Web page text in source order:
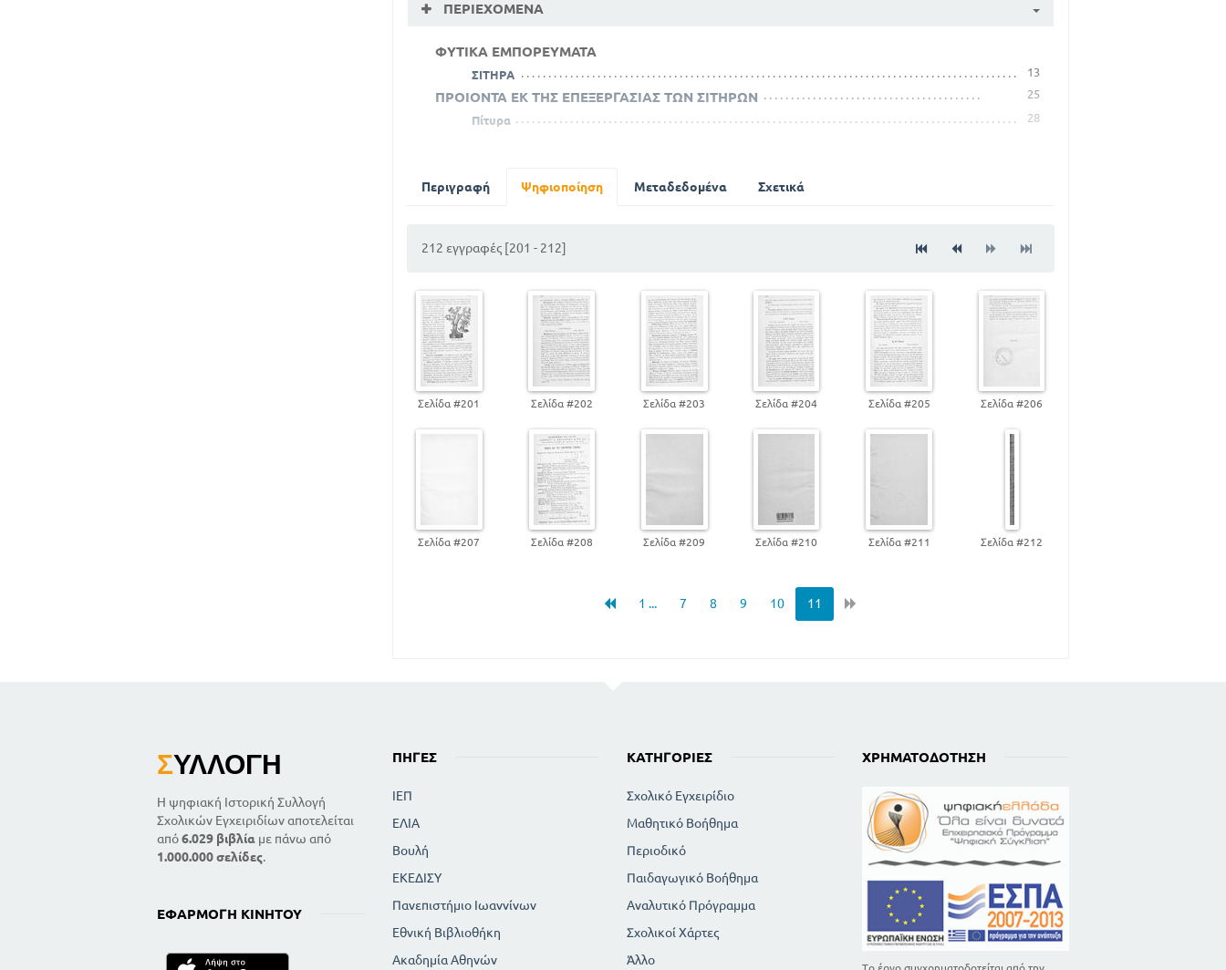
ΠΕΡΙΕΧΌΜΕΝΑ
ΦΥΤΙΚΑ ΕΜΠΟΡΕΥΜΑΤΑ
ΣΙΤΗΡΑ 13
ΠΡΟΙΟΝΤΑ ΕΚ ΤΗΣ ΕΠΕΞΕΡΓΑΣΙΑΣ ΤΩΝ ΣΙΤΗΡΩΝ 25
Πίτυρα
28
Κεράτια και χαρούπια
Σίσυρες η γουναρικά
176
Περιγραφή Ψηφιοποίηση Μεταδεδομένα Σχετικά
212 εγγραφές [201 - 212]
Σελίδα #201 Σελίδα #202 Σελίδα #203 Σελίδα #204 Σελίδα #205 Σελίδα #206
Σελίδα #207 Σελίδα #208 Σελίδα #209 Σελίδα #210 Σελίδα #211 Σελίδα #212
1 ... 7 8 9 10 11
ΣΥΛΛΟΓΉ
Η ψηφιακή Ιστορική Συλλογή
Σχολικών Εγχειριδίων αποτελείται
από6.029 βιβλία με πάνω από
1.000.000 σελίδες.
ΕΦΑΡΜΟΓΉ ΚΙΝΗΤΟΎ
ΠΗΓΈΣ
ΙΕΠ
ΕΛΙΑ
Βουλή
ΕΚΕΔΙΣΥ
Πανεπιστήμιο Ιωαννίνων
Εθνική Βιβλιοθήκη
Ακαδημία Αθηνών
ΚΑΤΗΓΟΡΊΕΣ
Σχολικό Εγχειρίδιο
Μαθητικό Βοήθημα
Περιοδικό
Παιδαγωγικό Βοήθημα
Αναλυτικό Πρόγραμμα
Σχολικοί Χάρτες
Άλλο
ΧΡΗΜΑΤΟΔΌΤΗΣΗ